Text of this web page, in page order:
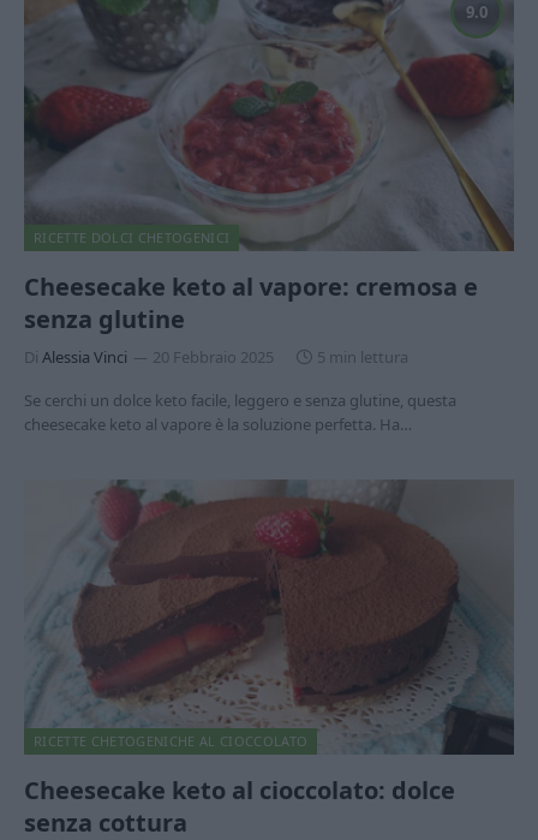
9.0
RICETTE DOLCI CHETOGENICI
Cheesecake keto al vapore: cremosa e
senza glutine
Di Alessia Vinci 20 Febbraio 2025
5 min lettura
Se cerchi un dolce keto facile, leggero e senza glutine, questa
cheesecake keto al vapore è la soluzione perfetta. Ha…
RICETTE CHETOGENICHE AL CIOCCOLATO
Cheesecake keto al cioccolato: dolce
senza cottura